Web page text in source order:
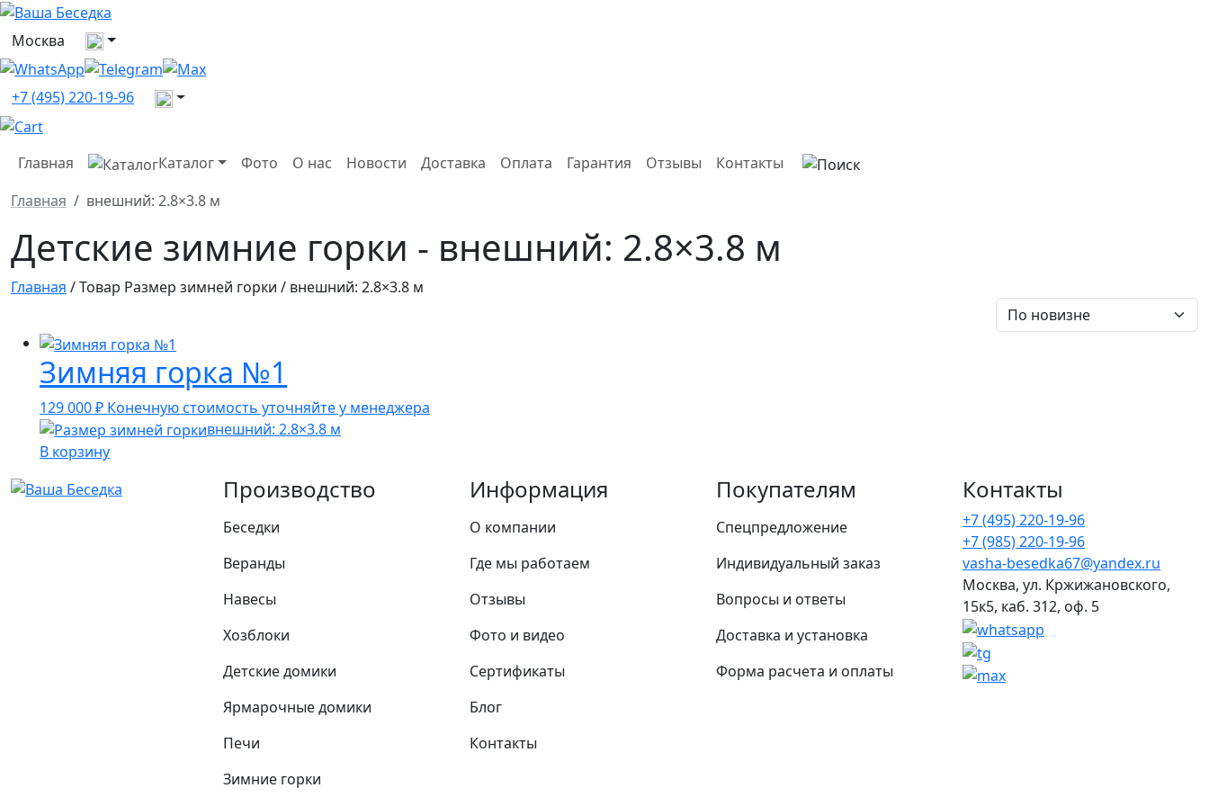
Москва Выберите город
+7 (495) 220-19-96 Все контакты
Главная Каталог Фото О нас Новости Доставка Оплата Гарантия Отзывы
Контакты
Главная
внешний: 2.8×3.8 м
Детские зимние горки - внешний: 2.8×3.8 м
Главная / Товар Размер зимней горки / внешний: 2.8×3.8 м
Зимняя горка №1
129 000₽ Конечную стоимость уточняйте у менеджера
внешний: 2.8×3.8 м
В корзину
Производство
Беседки
Веранды
Навесы
Хозблоки
Детские домики
Ярмарочные домики
Печи
Зимние горки
Информация
О компании
Где мы работаем
Отзывы
Фото и видео
Сертификаты
Блог
Контакты
Покупателям
Спецпредложение
Индивидуальный заказ
Вопросы и ответы
Доставка и установка
Форма расчета и оплаты
Контакты
+7 (495) 220-19-96
+7 (985) 220-19-96
vasha-besedka67@yandex.ru
Москва, ул. Кржижановского,
15к5, каб. 312, оф. 5